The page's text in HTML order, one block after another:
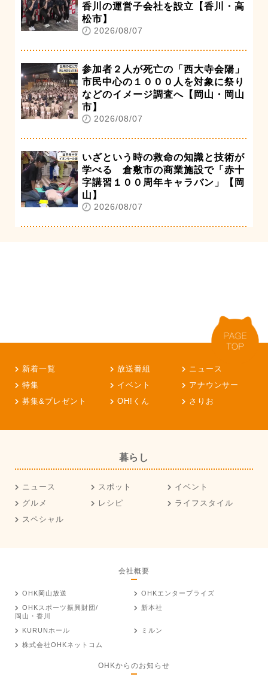
香川の運営子会社を設立【香川・高
松市】
2026/08/07
参加者２人が死亡の「西大寺会陽」
市民中心の１０００人を対象に祭り
などのイメージ調査へ【岡山・岡山
市】
2026/08/07
いざという時の救命の知識と技術が
学べる 倉敷市の商業施設で「赤十
字講習１００周年キャラバン」【岡
山】
2026/08/07
新着一覧 放送番組
ニュース
特集
イベント
アナウンサー
募集&プレゼント
OH!くん さりお
暮らし
ニュース スポット
イベント
グルメ
レシピ
ライフスタイル
スペシャル
会社概要
OHK岡山放送
OHKエンタープライズ
OHKスポーツ振興財団/
岡山・香川
新本社
KURUNホール
ミルン
株式会社OHKネットコム
OHKからのお知らせ